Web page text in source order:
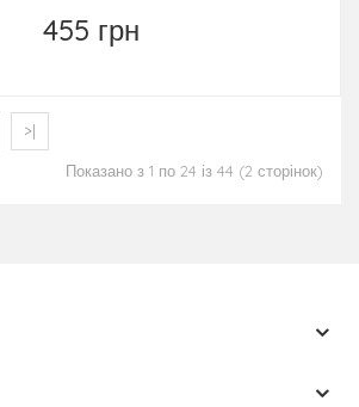
455 грн
>|
Показано з 1 по 24 із 44 (2 сторінок)